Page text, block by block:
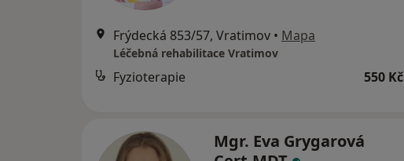
Frýdecká 853/57, Vratimov • Mapa
Léčebná rehabilitace Vratimov
Fyzioterapie 550 Kč
Mgr. Eva Grygarová